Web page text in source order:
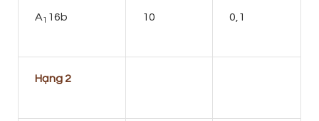
A1 16b 10 0,1
Hạng 2